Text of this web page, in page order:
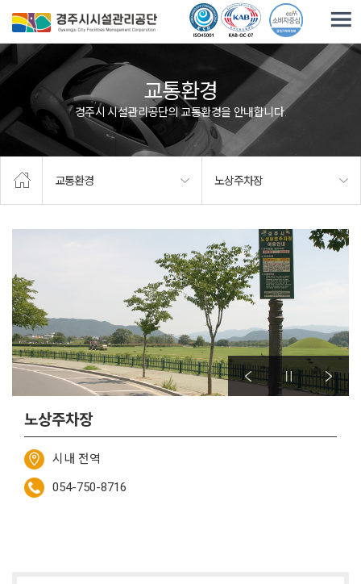
교통환경
경주시 시설관리공단의 교통환경을 안내합니다.
교통환경 노상주차장
노상주차장
시내 전역
054-750-8716